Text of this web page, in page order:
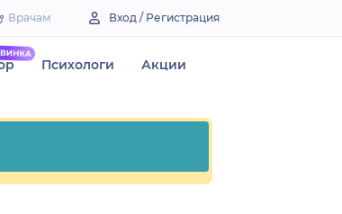
Врачам Вход / Регистрация
Психологи Акции